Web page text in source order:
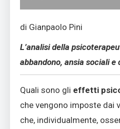
di Gianpaolo Pini
L’analisi della
abbandono, ansia sociali e
Quali sono gli effetti
che vengono imposte dai
che, individualmente,